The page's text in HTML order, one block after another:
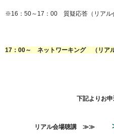
※16：50～17：00 質疑応答（リアル
17：00～ ネットワーキング （リアル
下記よりお
リアル会場聴講 ≫≫